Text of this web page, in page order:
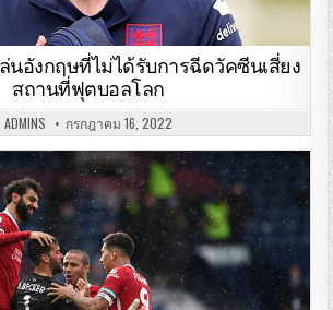
นอังกฤษที่ไม่ได้รับการฉีดวัคซีนเสี่ยง
สถานที่ฟุตบอลโลก
ADMINS กรกฎาคม 16, 2022